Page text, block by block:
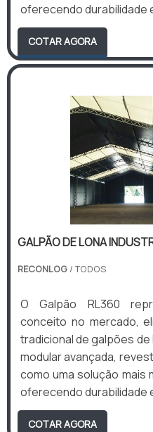
oferecendo durabilidade
COTAR AGORA
GALPÃO DE LONA
RECONLOG / TODOS
O Galpão RL360
conceito no mercado,
tradicional de galpões
modular avançada,
como uma solução mais
oferecendo durabilidade
COTAR AGORA